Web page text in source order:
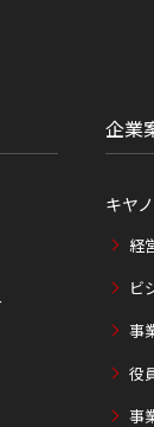
企業
キヤ
経
ビ
事
役
事